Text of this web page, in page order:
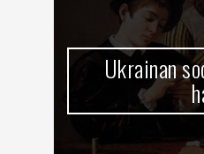
Ukrainan